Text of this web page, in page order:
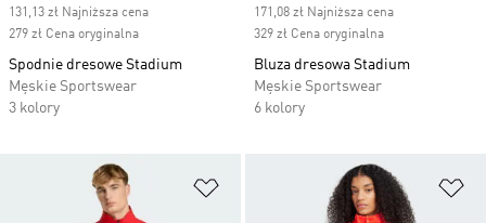
131,13 zł Najniższa cena
279 zł Cena oryginalna
Spodnie dresowe Stadium
Męskie Sportswear
3 kolory
171,08 zł Najniższa cena
329 zł Cena oryginalna
Bluza dresowa Stadium
Męskie Sportswear
6 kolory
Dodaj do listy życzeń